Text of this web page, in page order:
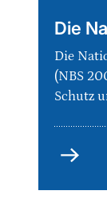
Vielfalt
(CBD)
Die
Die
(NBS
Schutz
Die
Strategie